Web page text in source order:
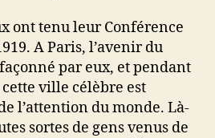
ont tenu leur Conférence
A Paris, l’avenir du
par eux, et pendant
ville célèbre est
l’attention du monde. Là-
sortes de gens venus de